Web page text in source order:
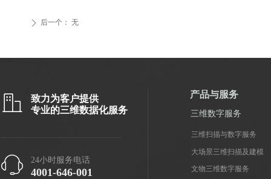
ꄲ 后一个： 无
致力为客户提供
专业的三维数据化服务
ꁱ 24小时服务电话
4001-646-001
ꀶ 产品与服务
三维数字服务
三维扫描与数字服务
大场景三维扫描及建模
文物三维数字服务